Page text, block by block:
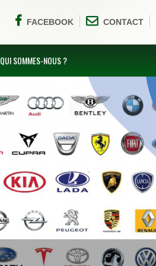
FACEBOOK CONTACT
QUI SOMMES-NOUS ?